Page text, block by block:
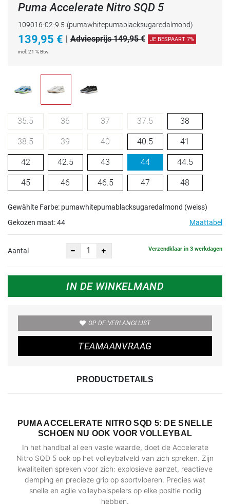
Puma Accelerate Nitro SQD 5
109016-02-9.5 (pumawhitepumablacksugaredalmond)
139,95 € Adviesprijs 149,95 € JE BESPAART 7%
incl. 21 % Btw.
35.5 36 37 37.5 38
38.5 39 40 40.5 41
42 42.5 43 44 44.5
45 46 46.5 47 48
Gewählte Farbe: pumawhitepumablacksugaredalmond (weiss)
Gekozen maat:44 Maattabel
Aantal Verzendklaar in 3 werkdagen
IN DE WINKELMAND
OP DE VERLANGLIJST
TEAMAANVRAAG
PRODUCTDETAILS
PUMA ACCELERATE NITRO SQD 5: DE SNELLE
SCHOEN NU OOK VOOR VOLLEYBAL
In het handbal al een vaste waarde, doet de Accelerate
Nitro SQD 5 ook op het volleybalveld van zich spreken. Zijn
kwaliteiten spreken voor zich: explosieve aanzet, reactieve
demping en precieze grip op sportvloeren. Precies wat
snelle en agile volleybalspelers op elke positie nodig
hebben.